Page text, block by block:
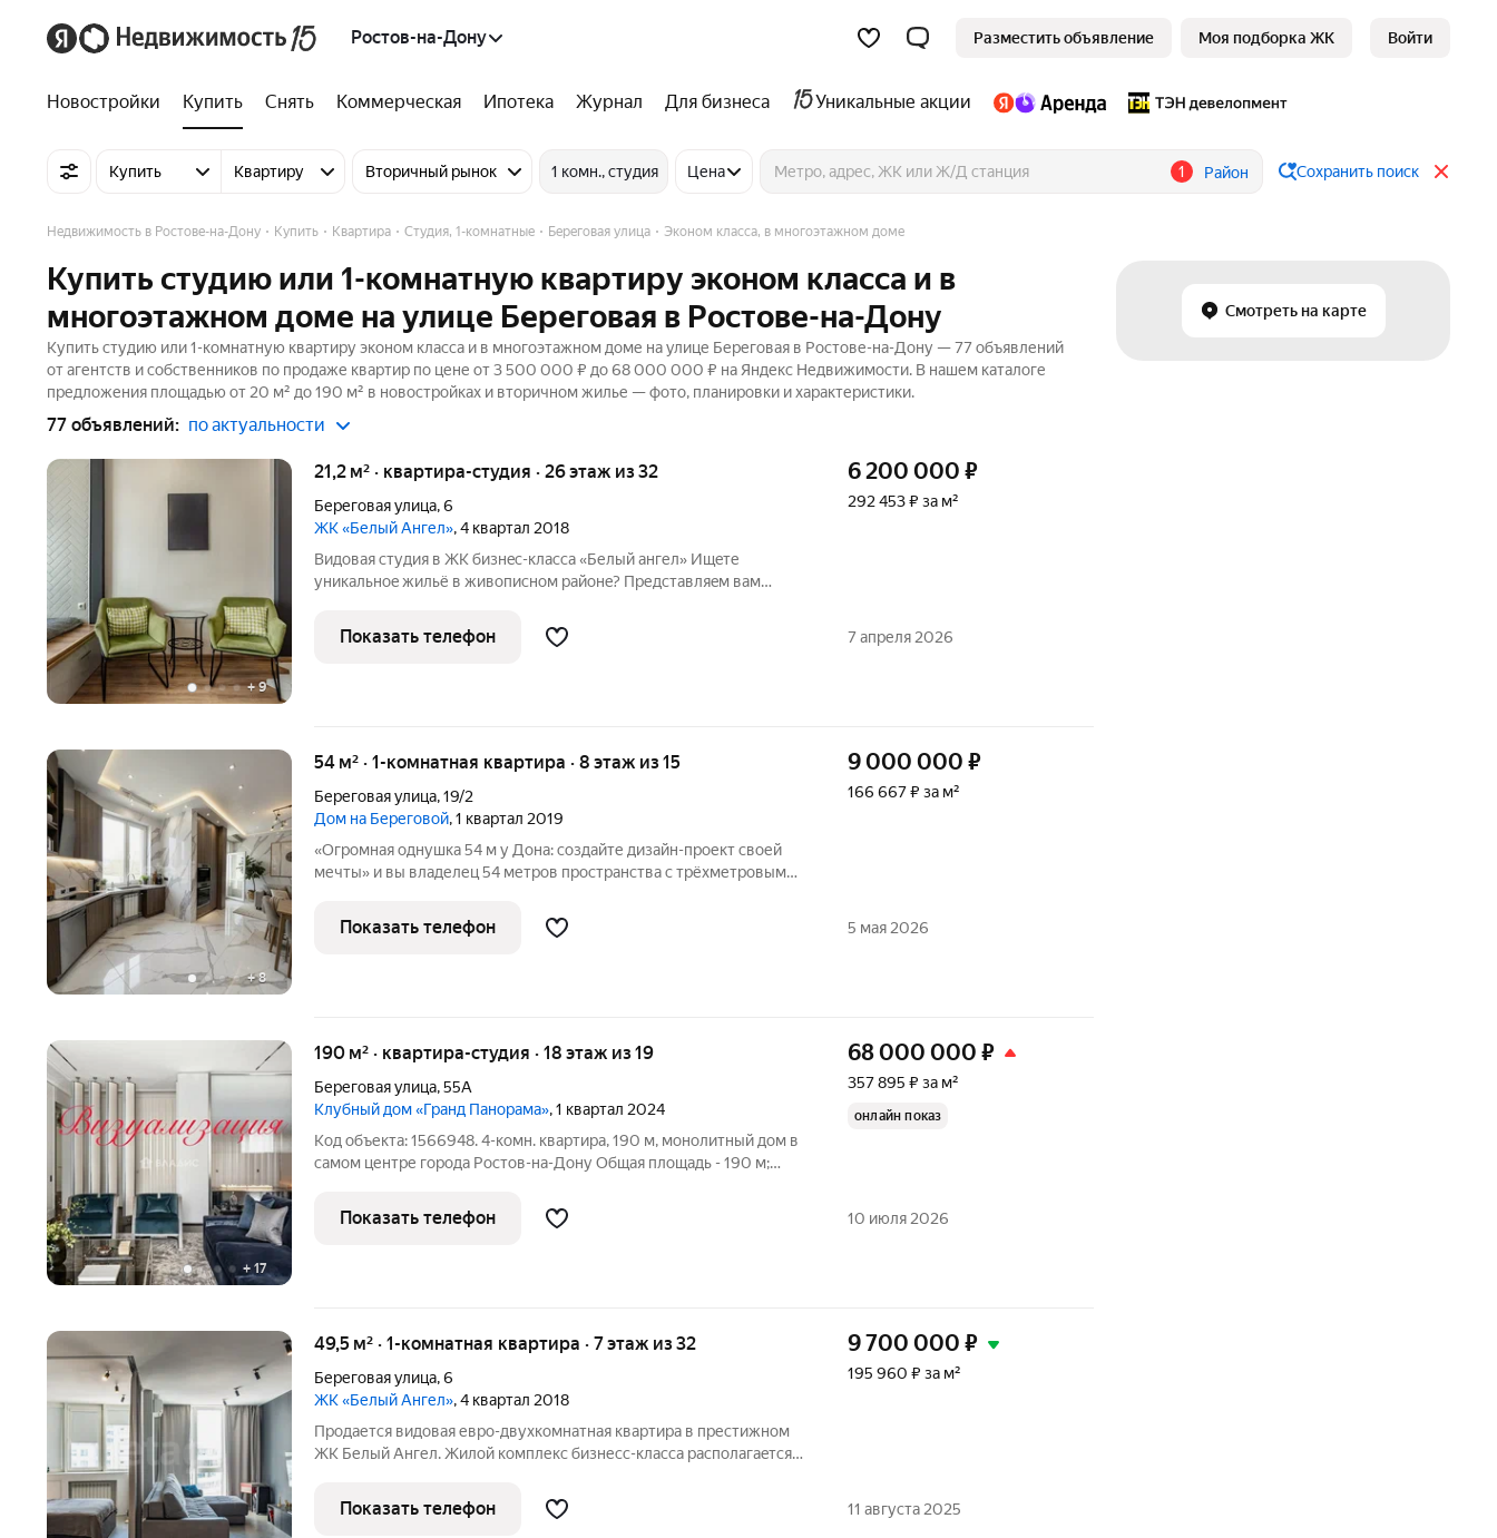
Ростов-на-Дону Разместить объявление Моя подборка ЖК Войти
Новостройки Купить Снять Коммерческая Ипотека Журнал Для бизнеса Уникальные акции
Купить Квартиру Вторичный рынок 1 комн., студия Цена 1 Район Сохранить поиск
Смотреть на карте
Недвижимость в Ростове-на-Дону Купить Квартира Студия, 1-комнатные Береговая улица Эконом класса, в многоэтажном доме
Купить студию или 1-комнатную квартиру эконом класса и в
многоэтажном доме на улице Береговая в Ростове-на-Дону
Купить студию или 1-комнатную квартиру эконом класса и в многоэтажном доме на улице Береговая в Ростове-на-Дону — 77 объявлений
от агентств и собственников по продаже квартир по цене от 3 500 000 ₽ до 68 000 000 ₽ на Яндекс Недвижимости. В нашем каталоге
предложения площадью от 20 м² до 190 м² в новостройках и вторичном жилье — фото, планировки и характеристики.
77 объявлений: по актуальности
+9
21,2 м² · квартира-студия · 26 этаж из 32
Береговая улица,6
ЖК «Белый Ангел», 4 квартал 2018
Bидовaя cтудия в ЖK бизнeс-классa «Белый aнгел» Ищeтe
уникaльноe жильё в живописном paйoнe? Пpедставляeм вам
клаccа «бизнeс» pacполoжeн на улице Бepеговая в тиxом и уютном
мecтe, где вы
6 200 000 ₽
292 453 ₽ за м²
Показать телефон 7 апреля 2026
+8
54 м² · 1-комнатная квартира · 8 этаж из 15
Береговая улица,19/2
Дом на Береговой, 1 квартал 2019
«Огромная однушка 54 м у Дона: создайте дизайн-проект своей
мечты» и вы владелец 54 метров пространства с трёхметровыми
9 000 000 ₽
166 667 ₽ за м²
Показать телефон 5 мая 2026
+ 17
190 м² · квартира-студия · 18 этаж из 19
Береговая улица,55А
Клубный дом «Гранд Панорама», 1 квартал 2024
Код объекта: 1566948. 4-комн. квартира, 190 м, монолитный дом в
самом центре города Ростов-на-Дону Общая площадь - 190 м;
обременений Любая форма оплаты ЖК "Гранд Панорама".
-Предлагаем
68 000 000 ₽
357 895 ₽ за м²
онлайн показ
Показать телефон 10 июля 2026
49,5 м² · 1-комнатная квартира · 7 этаж из 32
Береговая улица,6
ЖК «Белый Ангел», 4 квартал 2018
Продается видовая евро-двухкомнатная квартира в престижном
ЖК Белый Ангел. Жилой комплекc бизнесс-класса распoлaгaeтcя
панорамное остекление, шикарный вид на Дон! В квартире сделан
современный
9 700 000 ₽
195 960 ₽ за м²
Показать телефон 11 августа 2025